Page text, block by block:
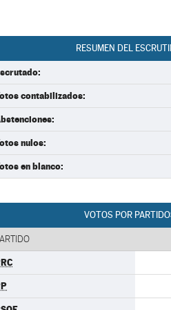
RESUMEN DEL
contabilizados:
nulos:
en blanco:
VOTOS POR